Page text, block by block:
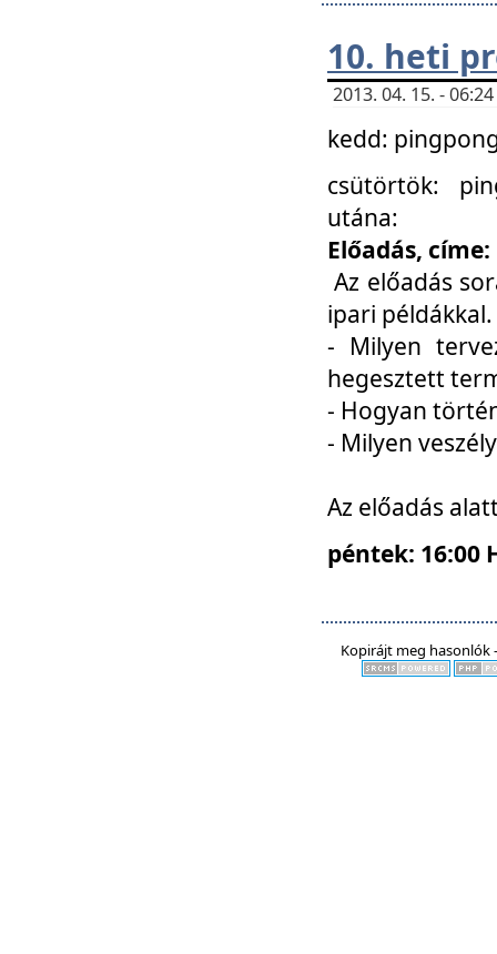
10. heti
2013. 04. 15. -
kedd:
csütörtök:
utána:
Előadás,
Az előadás
ipari
- Milyen
hegesztett
- Hogyan
- Milyen
Az előadás
péntek: 16:00
Kopirájt meg hasonlók